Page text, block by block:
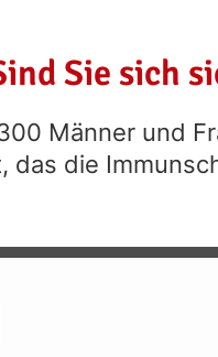
Sie sich
Männer und
das die